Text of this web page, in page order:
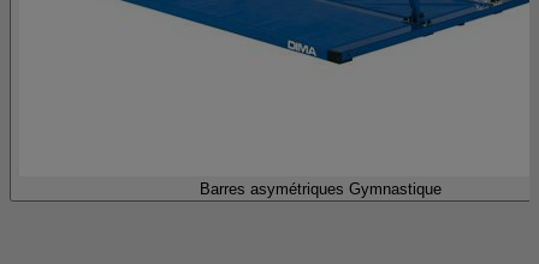
Barres asymétriques Gymnastique